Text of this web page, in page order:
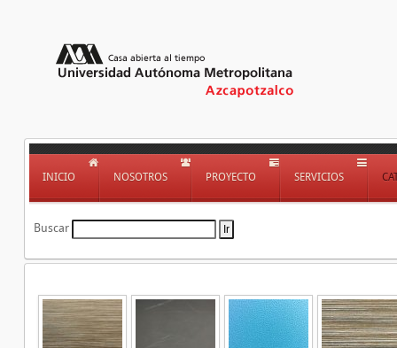
INICIO NOSOTROS PROYECTO SERVICIOS
Buscar